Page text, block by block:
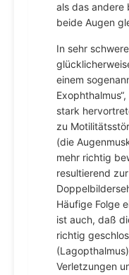
als das andere
beide Augen
In sehr
einem
stark
zu
(die
mehr richtig
resultierend
Häufige Folge
ist auch, daß
richtig
Verletzungen